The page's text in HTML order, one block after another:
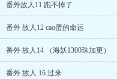
番外故人11 跑不掉了
番外 故人12 cao蛋的命运
番外 故人14 （海妖1300珠加更）
番外 故人 16 过来